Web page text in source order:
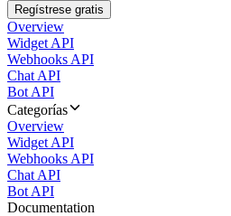
Regístrese gratis
Overview
Widget API
Webhooks API
Chat API
Bot API
Categorías
Overview
Widget API
Webhooks API
Chat API
Bot API
Documentation